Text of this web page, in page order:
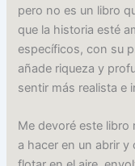
pero no es un libro
que la historia esté
específicos, con su
añade riqueza y
sentir más realista e
Me devoré este libro
a hacer en un abrir y